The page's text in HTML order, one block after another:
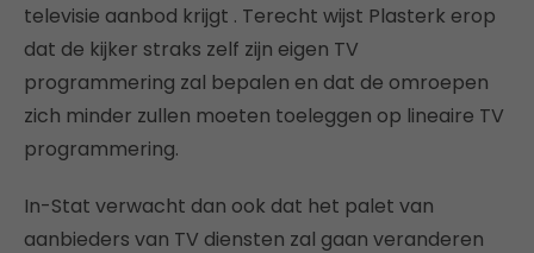
televisie aanbod krijgt . Terecht wijst Plasterk erop
dat de kijker straks zelf zijn eigen TV
programmering zal bepalen en dat de omroepen
zich minder zullen moeten toeleggen op lineaire TV
programmering.
In-Stat verwacht dan ook dat het palet van
aanbieders van TV diensten zal gaan veranderen